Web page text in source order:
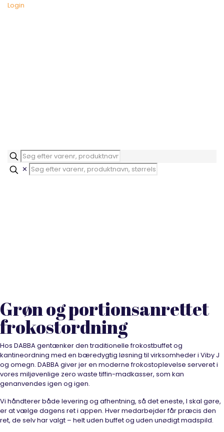
Login
✕
Grøn og portionsanrettet
frokostordning
Hos DABBA gentænker den traditionelle frokostbuffet og
kantineordning med en bæredygtig løsning til virksomheder i Viby J
og omegn. DABBA giver jer en moderne frokostoplevelse serveret i
vores miljøvenlige zero waste tiffin-madkasser, som kan
genanvendes igen og igen.
Vi håndterer både levering og afhentning, så det eneste, I skal gøre,
er at vælge dagens ret i appen. Hver medarbejder får præcis den
ret, de selv har valgt – helt uden buffet og uden unødigt madspild.